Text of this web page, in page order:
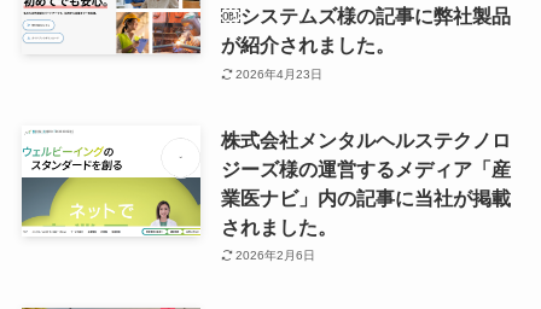
￼システムズ様の記事に弊社製品
が紹介されました。
2026年4月23日
株式会社メンタルヘルステクノロ
ジーズ様の運営するメディア「産
業医ナビ」内の記事に当社が掲載
されました。
2026年2月6日